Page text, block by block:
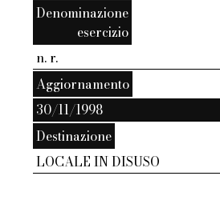
Denominazione
esercizio
n. r.
Aggiornamento
30/11/1998
Destinazione
LOCALE IN DISUSO